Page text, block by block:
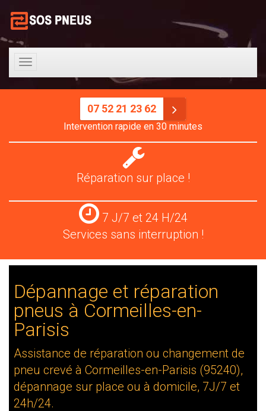
Toggle
navigation
07 52 21 23 62
Intervention rapide en 30 minutes
Réparation
pneus
Réparation sur place !
Services
24
H/24
7 J/7 et 24 H/24
Services sans interruption !
Dépannage et réparation
pneus à Cormeilles-en-
Parisis
Assistance de réparation ou changement de
pneu crevé à Cormeilles-en-Parisis (95240),
dépannage sur place ou à domicile, 7J/7 et
24h/24.